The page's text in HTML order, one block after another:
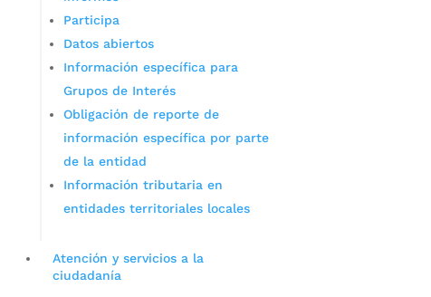
Participa
Datos abiertos
Información específica para
Grupos de Interés
Obligación de reporte de
información específica por parte
de la entidad
Información tributaria en
entidades territoriales locales
Atención y servicios a la
ciudadanía